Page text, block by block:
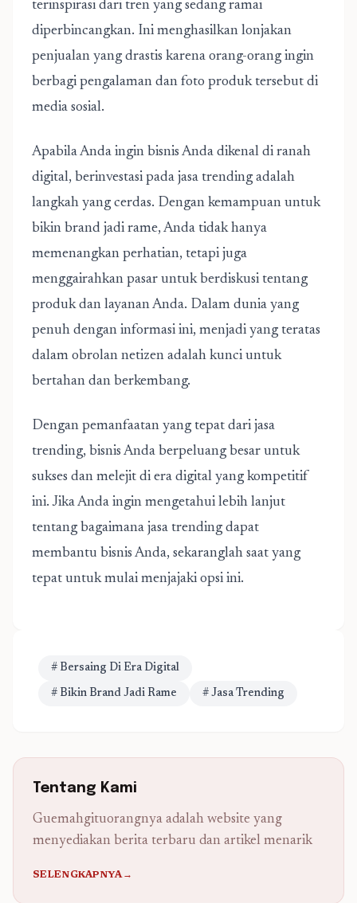
terinspirasi dari tren yang sedang ramai
diperbincangkan. Ini menghasilkan lonjakan
penjualan yang drastis karena orang-orang ingin
berbagi pengalaman dan foto produk tersebut di
media sosial.
Apabila Anda ingin bisnis Anda dikenal di ranah
digital, berinvestasi pada jasa trending adalah
langkah yang cerdas. Dengan kemampuan untuk
bikin brand jadi rame, Anda tidak hanya
memenangkan perhatian, tetapi juga
menggairahkan pasar untuk berdiskusi tentang
produk dan layanan Anda. Dalam dunia yang
penuh dengan informasi ini, menjadi yang teratas
dalam obrolan netizen adalah kunci untuk
bertahan dan berkembang.
Dengan pemanfaatan yang tepat dari jasa
trending, bisnis Anda berpeluang besar untuk
sukses dan melejit di era digital yang kompetitif
ini. Jika Anda ingin mengetahui lebih lanjut
tentang bagaimana jasa trending dapat
membantu bisnis Anda, sekaranglah saat yang
tepat untuk mulai menjajaki opsi ini.
# Bersaing Di Era Digital
# Bikin Brand Jadi Rame # Jasa Trending
Tentang Kami
Guemahgituorangnya adalah website yang
menyediakan berita terbaru dan artikel menarik
SELENGKAPNYA→